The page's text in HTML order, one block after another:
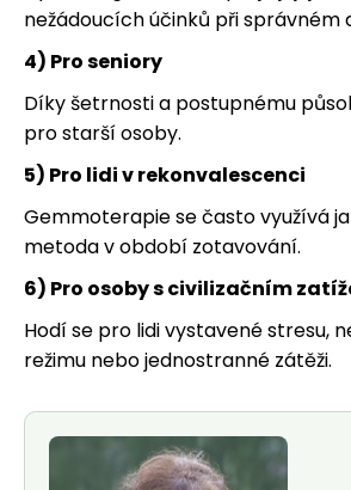
nežádoucích účinků při správném
4) Pro seniory
Díky šetrnosti a postupnému
pro starší osoby.
5) Pro lidi v rekonvalescenci
Gemmoterapie se často využívá
metoda v období zotavování.
6) Pro osoby s civilizačním
Hodí se pro lidi vystavené stresu,
režimu nebo jednostranné zátěži.